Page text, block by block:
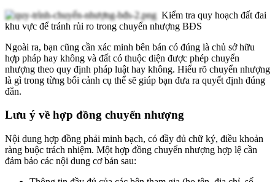
Kiểm tra quy hoạch đất đai
khu vực để tránh rủi ro trong chuyển nhượng BĐS
Ngoài ra, bạn cũng cần xác minh bên bán có đúng là chủ sở hữu
hợp pháp hay không và đất có thuộc diện được phép chuyển
nhượng theo quy định pháp luật hay không. Hiểu rõ chuyển nhượng
là gì trong từng bối cảnh cụ thể sẽ giúp bạn đưa ra quyết định đúng
đắn.
Lưu ý về hợp đồng chuyển nhượng
Nội dung hợp đồng phải minh bạch, có đầy đủ chữ ký, điều khoản
ràng buộc trách nhiệm. Một hợp đồng chuyển nhượng hợp lệ cần
đảm bảo các nội dung cơ bản sau: